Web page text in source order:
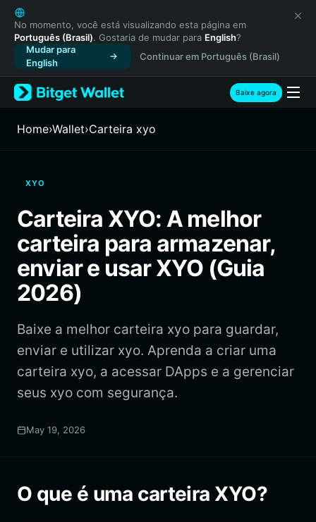
English
日本語
Tiếng Việt
Русский
Español (Latinoamérica)
Türkçe
Français
繁體中文
Bahasa Indonesia
ภาษาไทย
हिन्दी
Español
Português (Brasil)
No momento, você está visualizando esta página em
Português (Brasil). Gostaria de mudar para English?
Mudar para
English
Continuar em Português (Brasil)
Baixe agora
Home›Wallet›Carteira xyo
XYO
Carteira XYO: A melhor
carteira para armazenar,
enviar e usar XYO (Guia
2026)
Baixe a melhor carteira xyo para guardar,
enviar e utilizar xyo. Aprenda a criar uma
carteira xyo, a acessar DApps e a gerenciar
seus xyo com segurança.
May 19, 2026
O que é uma carteira XYO?